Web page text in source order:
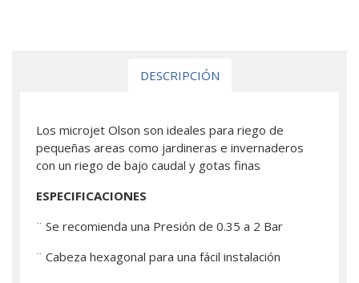
DESCRIPCIÓN
Los microjet Olson son ideales para riego de
pequeñas areas como jardineras e invernaderos
con un riego de bajo caudal y gotas finas
ESPECIFICACIONES
¨ Se recomienda una Presión de 0.35 a 2 Bar
¨ Cabeza hexagonal para una fácil instalación